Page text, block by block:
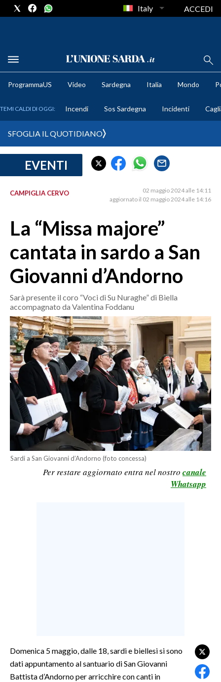
METEO
CRONACA SARDEGNA
PROVINCIA DI CAGLIARI
MEDIO CAMPIDANO
SASSARI E PROVINCIA
GALLURA
NUORO E PROVINCIA
OGLIASTRA
AGENDA
CRONACA
ITALIA
MONDO
POLITICA
ECONOMIA
SERVIZI ALLE IMPRESE
LAVORO
CULTURA
Italy ACCEDI
ProgrammaUS Video Sardegna Italia Mondo
TEMI CALDI DI OGGI: Incendi Sos Sardegna Incidenti
SFOGLIA IL QUOTIDIANO
EVENTI
CAMPIGLIA CERVO
02 maggio 2024 alle 14:11
aggiornato il 02 maggio 2024 alle 14:16
La “Missa majore”
cantata in sardo a San
Giovanni d’Andorno
Sarà presente il coro “Voci di Su Nuraghe” di Biella
accompagnato da Valentina Foddanu
Sardi a San Giovanni d’Andorno (foto concessa)
Per restare aggiornato entra nel nostro canale
Whatsapp
Domenica 5 maggio, dalle 18, sardi e biellesi si sono
dati appuntamento al santuario di San Giovanni
Battista d’Andorno per arricchire con canti in